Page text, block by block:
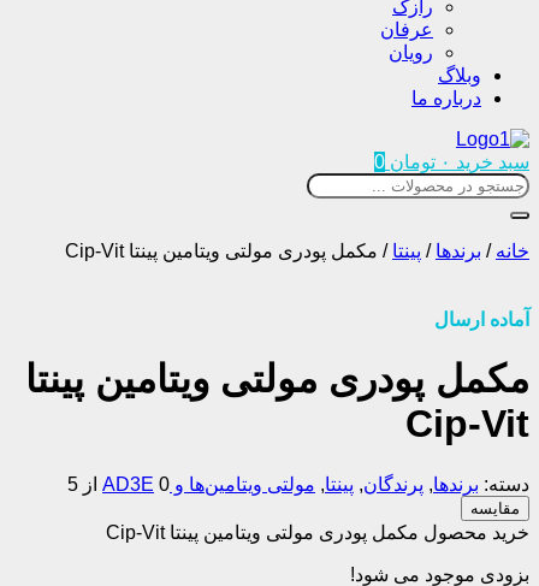
رازک
عرفان
رویان
وبلاگ
درباره ما
سبد خرید ۰ تومان 0
خانه / برندها / پینتا / مکمل پودری مولتی ویتامین پینتا Cip-Vit
آماده ارسال
مکمل پودری مولتی ویتامین پینتا
Cip-Vit
دسته: برندها, پرندگان, پینتا, مولتی ویتامین‌ها و AD3E 0 از 5
مقایسه
خرید محصول مکمل پودری مولتی ویتامین پینتا Cip-Vit
بزودی موجود می شود!